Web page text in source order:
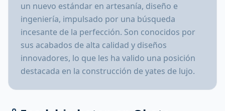
un nuevo estándar en artesanía, diseño e
ingeniería, impulsado por una búsqueda
incesante de la perfección. Son conocidos por
sus acabados de alta calidad y diseños
innovadores, lo que les ha valido una posición
destacada en la construcción de yates de lujo.